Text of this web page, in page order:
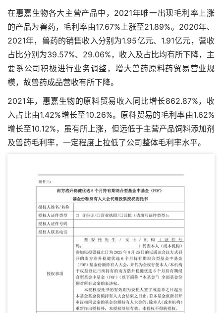
在惠嘉生物各大主营产品中，2021年唯一出现毛利率上涨
的产品为兽药，毛利率由17.67%上涨至21.89%。2020年、
2021年，兽药的销售收入分别为1.95亿元、1.91亿元，营收
占比分别为39.57%、29.06%，收入及占比均有所下降，主
要系公司积极进行业务调整，增大兽药原料药贸易营业规
模，故兽药成品营收有所下降。
2021年，惠嘉生物的原料贸易收入同比增长862.87%，收
入占比由1.42%增长至10.26%。原料贸易的毛利率由1.62%
增长至10.12%，虽有所上涨，但远低于主营产品饲料添加剂
及兽药毛利率，一定程度上拉低了公司整体毛利率水平。